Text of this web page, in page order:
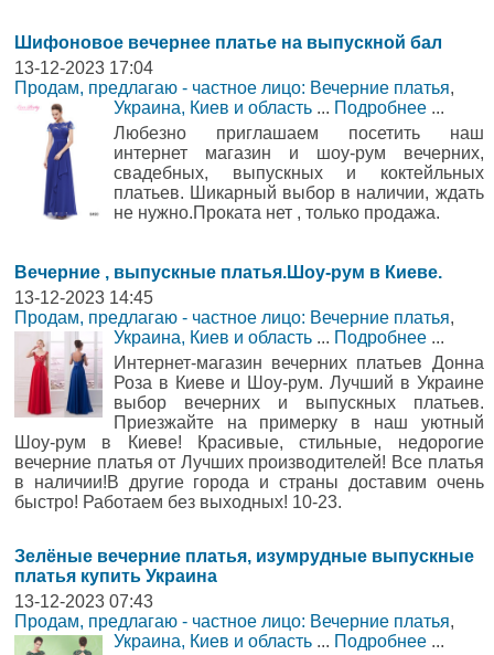
Шифоновое вечернее платье на выпускной бал
13-12-2023 17:04
Продам, предлагаю - частное лицо: Вечерние платья,
Украина, Киев и область ... Подробнее ...
Любезно приглашаем посетить наш
интернет магазин и шоу-рум вечерних,
свадебных, выпускных и коктейльных
платьев. Шикарный выбор в наличии, ждать
не нужно.Проката нет , только продажа.
Вечерние , выпускные платья.Шоу-рум в Киеве.
13-12-2023 14:45
Продам, предлагаю - частное лицо: Вечерние платья,
Украина, Киев и область ... Подробнее ...
Интернет-магазин вечерних платьев Донна
Роза в Киеве и Шоу-рум. Лучший в Украине
выбор вечерних и выпускных платьев.
Приезжайте на примерку в наш уютный
Шоу-рум в Киеве! Красивые, стильные, недорогие
вечерние платья от Лучших производителей! Все платья
в наличии!В другие города и страны доставим очень
быстро! Работаем без выходных! 10-23.
Зелёные вечерние платья, изумрудные выпускные
платья купить Украина
13-12-2023 07:43
Продам, предлагаю - частное лицо: Вечерние платья,
Украина, Киев и область ... Подробнее ...